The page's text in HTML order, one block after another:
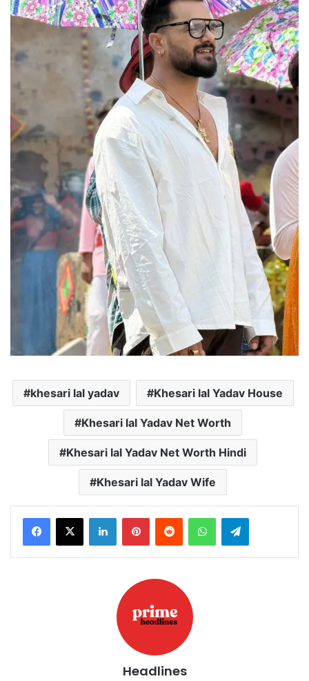
khesari lal yadav Khesari lal Yadav House
Khesari lal Yadav Net Worth
Khesari lal Yadav Net Worth Hindi
Khesari lal Yadav Wife
LinkedInPinterestReddit WhatsAppTelegram
Headlines